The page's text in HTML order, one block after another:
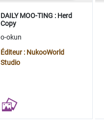
DAILY MOO-TING : Herd
Copy
o-okun
Éditeur : NukooWorld
Studio